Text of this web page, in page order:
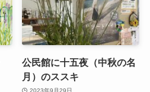
公民館に十五夜（中秋の名
月）のススキ
2023年9月29日